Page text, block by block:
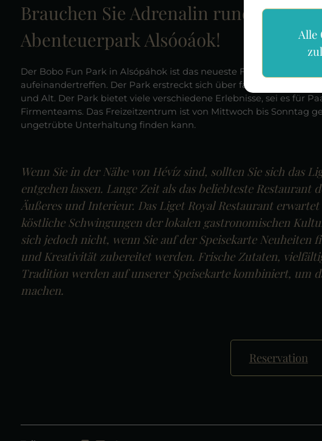
Brauchen Sie Adrenalin rund um
Abenteuerpark Alsóoáok!
Der Bobo Fun Park in Alsópáhok ist das neueste Freizeitzentrum
aufeinandertreffen. Der Park erstreckt sich über fast 3000
und Alt. Der Park bietet viele verschiedene Erlebnisse, sei es für
Firmenteams. Das Freizeitzentrum ist von Mittwoch bis Sonntag
ungetrübte Unterhaltung finden kann.
Wenn Sie in der Nähe von Hévíz sind, sollten Sie sich das
entgehen lassen. Lange Zeit als das beliebteste Restaurant
Äußeres und Interieur. Das Liget Royal Restaurant
köstliche Schwingungen der lokalen gastronomischen
sich jedoch nicht, wenn Sie auf der Speisekarte
und Kreativität zubereitet werden. Frische Zutaten,
Tradition werden auf unserer Speisekarte kombiniert, um
machen.
Reservation
Alle